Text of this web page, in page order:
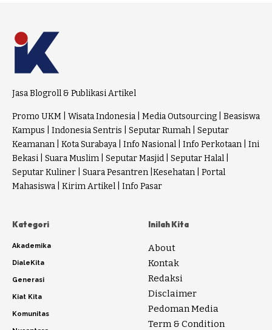
Jasa Blogroll & Publikasi Artikel
Promo UKM Wisata Indonesia Media Outsourcing
Beasiswa
Kampus
Indonesia Sentris Seputar Rumah
Seputar
Keamanan
Kota Surabaya Info Nasional Info Perkotaan
Ini
Bekasi
Suara Muslim Seputar Masjid Seputar Halal
Seputar Kuliner
Suara Pesantren Kesehatan
Portal
Mahasiswa
Kirim Artikel Info Pasar
Kategori
Akademika
DialeKita
Generasi
Kiat Kita
Komunitas
Inilah Kita
About
Kontak
Redaksi
Disclaimer
Pedoman Media
Term & Condition